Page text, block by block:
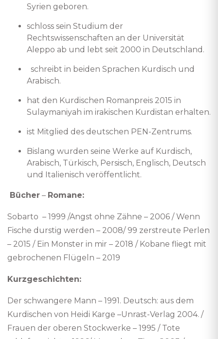
Syrien geboren.
schloss sein Studium der
Rechtswissenschaften an der Universität
Aleppo ab und lebt seit 2000 in Deutschland.
schreibt in beiden Sprachen Kurdisch und
Arabisch.
hat den Kurdischen Romanpreis 2015 in
Sulaymaniyah im irakischen Kurdistan erhalten.
ist Mitglied des deutschen PEN-Zentrums.
Bislang wurden seine Werke auf Kurdisch,
Arabisch, Türkisch, Persisch, Englisch, Deutsch
und Italienisch veröffentlicht.
Bücher – Romane:
Sobarto – 1999 /Angst ohne Zähne – 2006 / Wenn
Fische durstig werden – 2008/ 99 zerstreute Perlen
– 2015 / Ein Monster in mir – 2018 / Kobane fliegt mit
gebrochenen Flügeln – 2019
Kurzgeschichten:
Der schwangere Mann – 1991. Deutsch: aus dem
Kurdischen von Heidi Karge –Unrast-Verlag 2004. /
Frauen der oberen Stockwerke – 1995 / Tote